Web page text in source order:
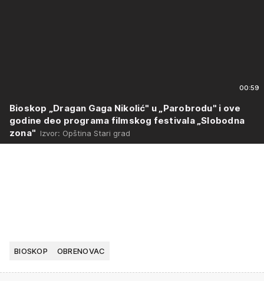
00:59
Bioskop „Dragan Gaga Nikolić" u „Parobrodu" i ove
godine deo programa filmskog festivala „Slobodna
zona" Izvor: Opština Stari grad
BIOSKOP OBRENOVAC